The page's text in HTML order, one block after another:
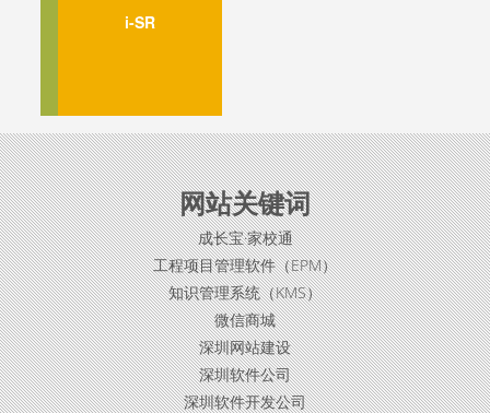
EPMi-SR
网站关键词
成长宝·家校通
工程项目管理软件（EPM）
知识管理系统（KMS）
微信商城
深圳网站建设
深圳软件公司
深圳软件开发公司